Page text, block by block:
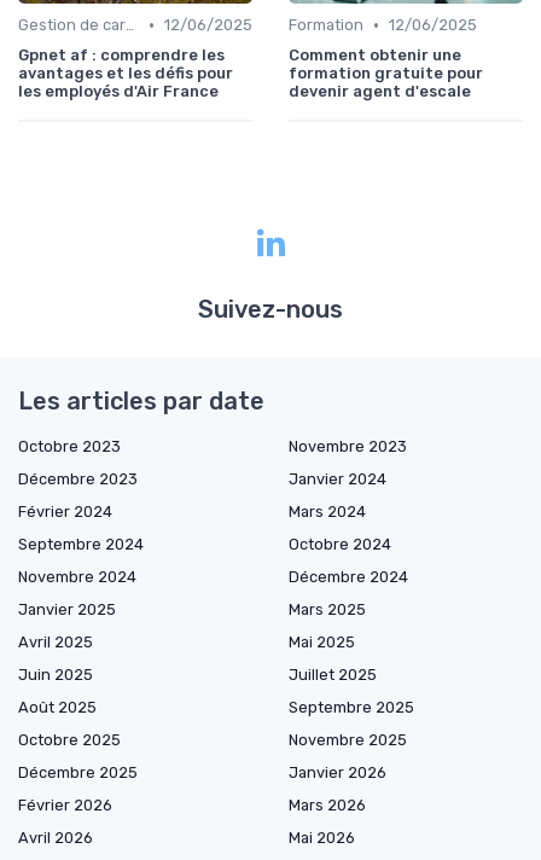
Gestion de carrière • 12/06/2025
Gpnet af : comprendre les
avantages et les défis pour
les employés d'Air France
Formation • 12/06/2025
Comment obtenir une
formation gratuite pour
devenir agent d'escale
Suivez-nous
Les articles par date
Octobre 2023
Novembre 2023
Décembre 2023
Janvier 2024
Février 2024
Mars 2024
Septembre 2024
Octobre 2024
Novembre 2024
Décembre 2024
Janvier 2025
Mars 2025
Avril 2025
Mai 2025
Juin 2025
Juillet 2025
Août 2025
Septembre 2025
Octobre 2025
Novembre 2025
Décembre 2025
Janvier 2026
Février 2026
Mars 2026
Avril 2026
Mai 2026